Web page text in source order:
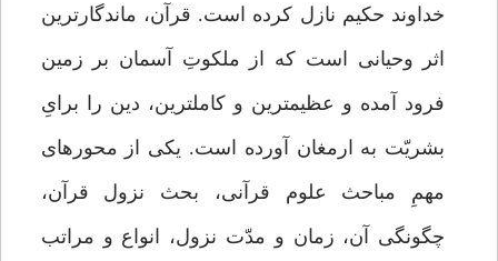
خداوند حكيم نازل كرده است. قرآن، ماندگارترين
اثر وحيانى است كه از ملكوتِ آسمان بر زمين
فرود آمده و عظيم‏ترين و كامل‏ترين، دين را براىِ
بشريّت به ارمغان آورده است. يكى از محورهاى
مهمِ مباحث علوم قرآنى، بحث نزول قرآن،
چگونگى آن، زمان و مدّت نزول، انواع و مراتب